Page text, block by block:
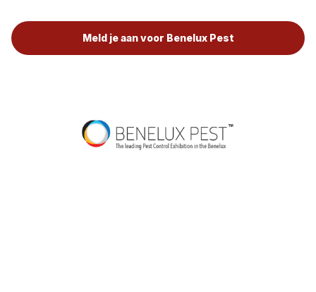
Meld je aan voor Benelux Pest